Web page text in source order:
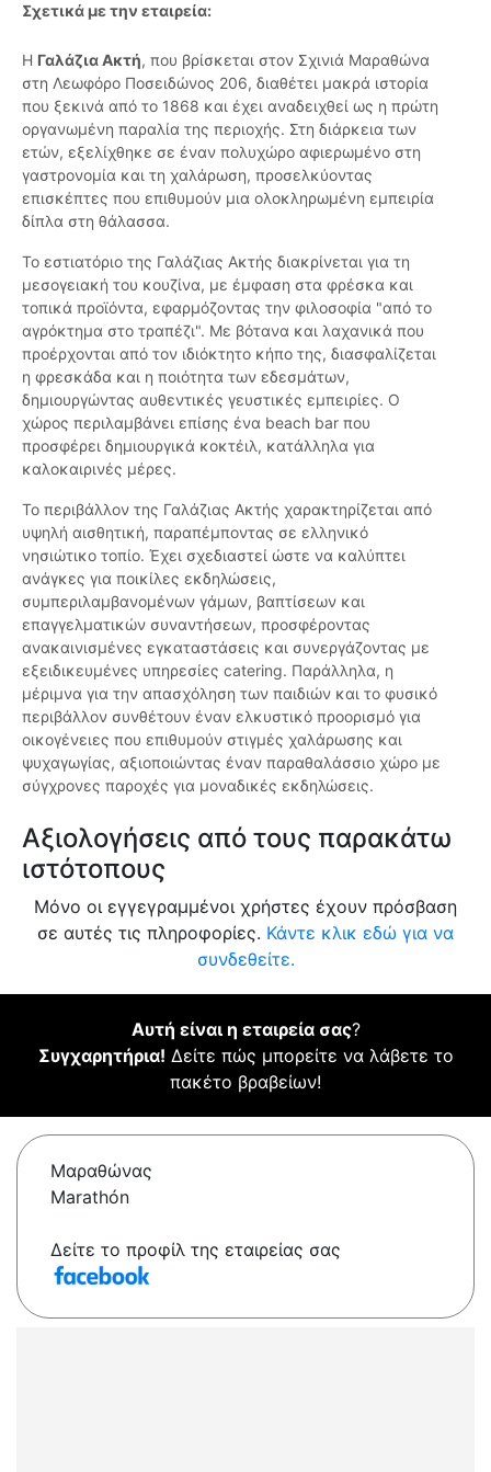
Σχετικά με την εταιρεία:
Η Γαλάζια Ακτή, που βρίσκεται στον Σχινιά Μαραθώνα
στη Λεωφόρο Ποσειδώνος 206, διαθέτει μακρά ιστορία
που ξεκινά από το 1868 και έχει αναδειχθεί ως η πρώτη
οργανωμένη παραλία της περιοχής. Στη διάρκεια των
ετών, εξελίχθηκε σε έναν πολυχώρο αφιερωμένο στη
γαστρονομία και τη χαλάρωση, προσελκύοντας
επισκέπτες που επιθυμούν μια ολοκληρωμένη εμπειρία
δίπλα στη θάλασσα.
Το εστιατόριο της Γαλάζιας Ακτής διακρίνεται για τη
μεσογειακή του κουζίνα, με έμφαση στα φρέσκα και
τοπικά προϊόντα, εφαρμόζοντας την φιλοσοφία "από το
αγρόκτημα στο τραπέζι". Με βότανα και λαχανικά που
προέρχονται από τον ιδιόκτητο κήπο της, διασφαλίζεται
η φρεσκάδα και η ποιότητα των εδεσμάτων,
δημιουργώντας αυθεντικές γευστικές εμπειρίες. Ο
χώρος περιλαμβάνει επίσης ένα beach bar που
προσφέρει δημιουργικά κοκτέιλ, κατάλληλα για
καλοκαιρινές μέρες.
Το περιβάλλον της Γαλάζιας Ακτής χαρακτηρίζεται από
υψηλή αισθητική, παραπέμποντας σε ελληνικό
νησιώτικο τοπίο. Έχει σχεδιαστεί ώστε να καλύπτει
ανάγκες για ποικίλες εκδηλώσεις,
συμπεριλαμβανομένων γάμων, βαπτίσεων και
επαγγελματικών συναντήσεων, προσφέροντας
ανακαινισμένες εγκαταστάσεις και συνεργάζοντας με
εξειδικευμένες υπηρεσίες catering. Παράλληλα, η
μέριμνα για την απασχόληση των παιδιών και το φυσικό
περιβάλλον συνθέτουν έναν ελκυστικό προορισμό για
οικογένειες που επιθυμούν στιγμές χαλάρωσης και
ψυχαγωγίας, αξιοποιώντας έναν παραθαλάσσιο χώρο με
σύγχρονες παροχές για μοναδικές εκδηλώσεις.
Αξιολογήσεις από τους παρακάτω
ιστότοπους
Μόνο οι εγγεγραμμένοι χρήστες έχουν πρόσβαση
σε αυτές τις πληροφορίες. Κάντε κλικ εδώ για να
συνδεθείτε.
Αυτή είναι η εταιρεία σας?
Συγχαρητήρια! Δείτε πώς μπορείτε να λάβετε το
πακέτο βραβείων!
Μαραθώνας
Marathón
Δείτε το προφίλ της εταιρείας σας